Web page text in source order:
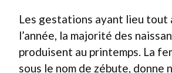
Les gestations ayant lieu tout
l’année, la majorité des
produisent au printemps. La
sous le nom de zébute, donne